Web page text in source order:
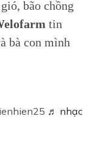
bão chồng
tin
bà con mình
♬ nhạc